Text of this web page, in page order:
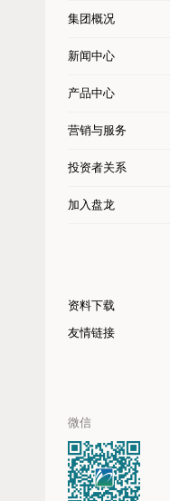
集团概况
新闻中心
产品中心
营销与服务
投资者关系
加入盘龙
资料下载
友情链接
微信